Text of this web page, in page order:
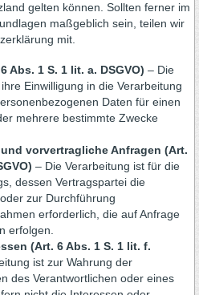
gelten können. Sollten ferner im
maßgeblich sein, teilen wir
mit.
Abs. 1 S. 1 lit. a. DSGVO) – Die
Einwilligung in die Verarbeitung
Daten für einen
mehrere bestimmte Zwecke
vorvertragliche Anfragen (Art.
– Die Verarbeitung ist für die
dessen Vertragspartei die
zur Durchführung
erforderlich, die auf Anfrage
erfolgen.
(Art. 6 Abs. 1 S. 1 lit. f.
ist zur Wahrung der
des Verantwortlichen oder eines